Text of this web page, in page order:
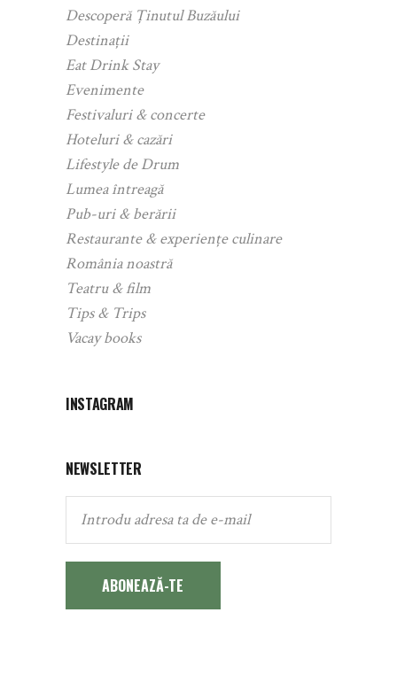
Descoperă Ținutul Buzăului
Destinații
Eat Drink Stay
Evenimente
Festivaluri & concerte
Hoteluri & cazări
Lifestyle de Drum
Lumea întreagă
Pub-uri & berării
Restaurante & experiențe culinare
România noastră
Teatru & film
Tips & Trips
Vacay books
INSTAGRAM
NEWSLETTER
ABONEAZĂ-TE